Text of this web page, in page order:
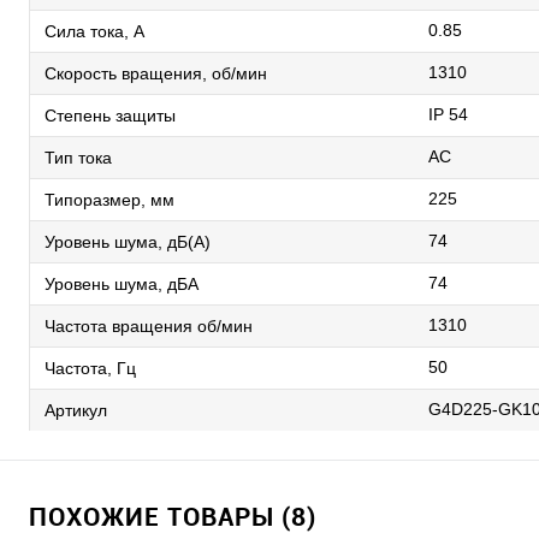
Сила тока, А 0.85
Скорость вращения, об/мин 1310
Степень защиты IP 54
Тип тока AC
Типоразмер, мм 225
Уровень шума, дБ(А) 74
Уровень шума, дБА 74
Частота вращения об/мин 1310
Частота, Гц 50
Артикул G4D225-
ПОХОЖИЕ ТОВАРЫ (8)